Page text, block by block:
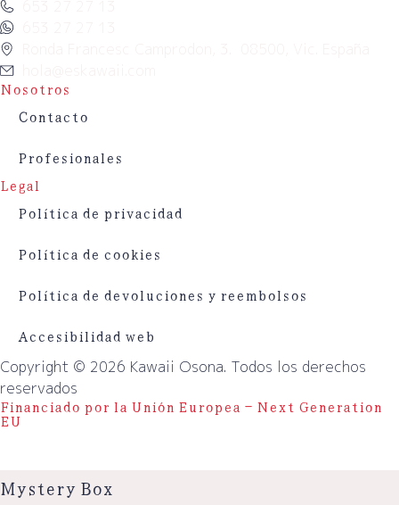
Nosotros
Contacto
Profesionales
Legal
Política de privacidad
Política de cookies
Política de devoluciones y reembolsos
Accesibilidad web
Copyright © 2026 Kawaii Osona. Todos los derechos
reservados
Financiado por la Unión Europea – Next Generation
EU
Mystery Box